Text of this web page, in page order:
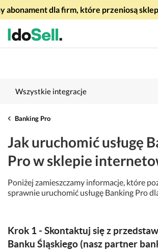
abonament dla firm, które przeniosą
Wszystkie integracje
Banking Pro
Jak uruchomić usługę
Pro w sklepie
Poniżej zamieszczamy informacje, które
sprawnie uruchomić usługę Banking Pro
Krok 1 - Skontaktuj się z
Banku Śląskiego (nasz partner